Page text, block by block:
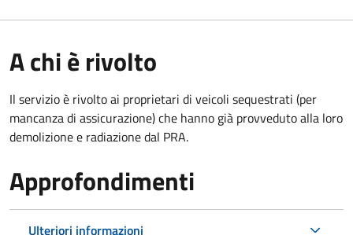
A chi è rivolto
Il servizio è rivolto ai proprietari di veicoli sequestrati (per
mancanza di assicurazione) che hanno già provveduto alla loro
demolizione e radiazione dal PRA.
Approfondimenti
Ulteriori informazioni